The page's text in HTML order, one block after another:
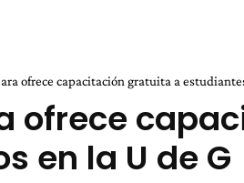
ofrece capacitación gratuita a
ofrece
en la U de G